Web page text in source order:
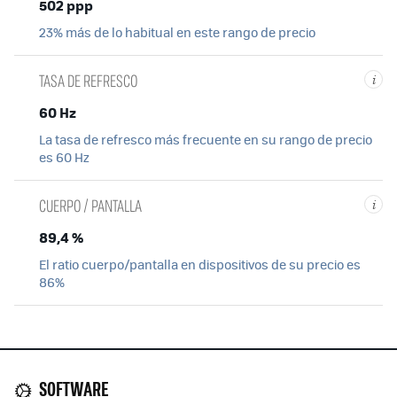
502 ppp
23% más de lo habitual en este rango de precio
i
TASA DE REFRESCO
60 Hz
La tasa de refresco más frecuente en su rango de precio
es 60 Hz
i
CUERPO / PANTALLA
89,4 %
El ratio cuerpo/pantalla en dispositivos de su precio es
86%
SOFTWARE